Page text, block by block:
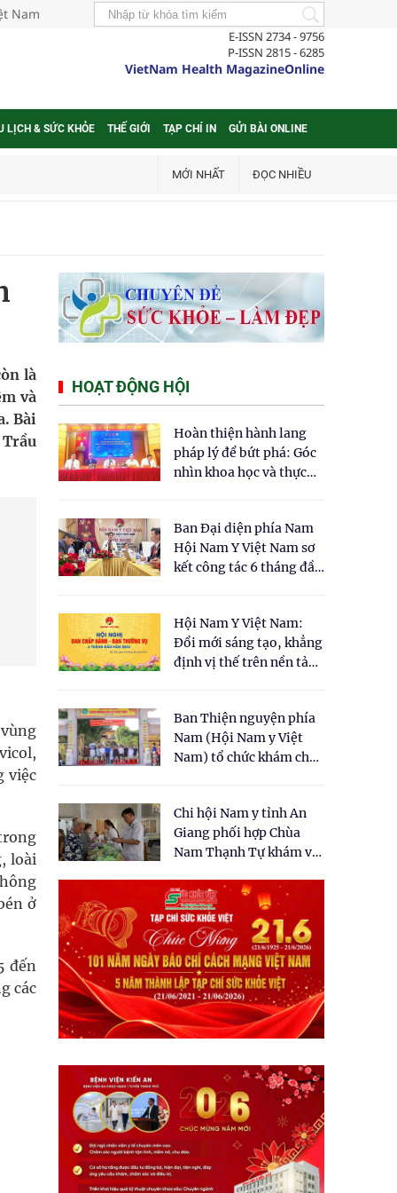
Nam
E-ISSN 2734 - 9756
P-ISSN 2815 - 6285
VietNam Health MagazineOnline
LỊCH & SỨC KHỎE THẾ GIỚI TẠP CHÍ IN GỬI BÀI ONLINE
MỚI NHẤT ĐỌC NHIỀU
là
và
Bài
việc
loài
ở
đến
các
HOẠT ĐỘNG HỘI
Hoàn thiện hành lang
pháp lý để bứt phá: Góc
nhìn khoa học và thực
cho Luật Y dược cổ
truyền Việt Nam"
Ban Đại diện phía Nam
Hội Nam Y Việt Nam sơ
kết công tác 6 tháng đầu
Hội Nam Y Việt Nam:
Đổi mới sáng tạo, khẳng
định vị thế trên nền tảng
Ban Thiện nguyện phía
Nam (Hội Nam y Việt
Nam) tổ chức khám chữa
dân tại xã Tân Tập
Chi hội Nam y tỉnh An
Giang phối hợp Chùa
Nam Thạnh Tự khám và
nhân dân